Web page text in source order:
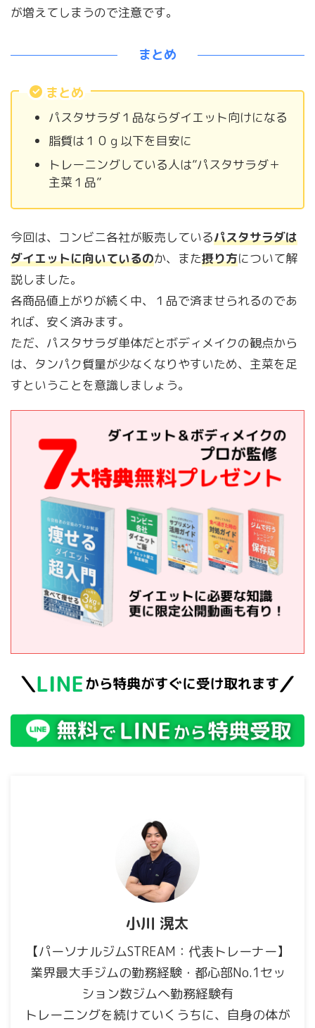
が増えてしまうので注意です。
まとめ
まとめ
パスタサラダ１品ならダイエット向けになる
脂質は１０ｇ以下を目安に
トレーニングしている人は”パスタサラダ＋
主菜１品”
今回は、コンビニ各社が販売しているパスタサラダは
ダイエットに向いているのか、また摂り方について解
説しました。
各商品値上がりが続く中、１品で済ませられるのであ
れば、安く済みます。
ただ、パスタサラダ単体だとボディメイクの観点から
は、タンパク質量が少なくなりやすいため、主菜を足
すということを意識しましょう。
小川 滉太
【パーソナルジムSTREAM：代表トレーナー】
業界最大手ジムの勤務経験・都心部No.1セッ
ション数ジムへ勤務経験有
トレーニングを続けていくうちに、自身の体が